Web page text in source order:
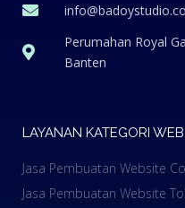
Perumahan Royal
Banten
LAYANAN KATEGORI WEB
Jasa Pembuatan Website
Jasa Pembuatan Website